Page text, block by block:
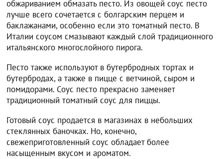
обжариванием обмазать песто. Из овощей соус песто
лучше всего сочетается с болгарским перцем и
баклажанами, особенно если это томатный песто. В
Италии соусом смазывают каждый слой традиционного
итальянского многослойного пирога.
Песто также используют в бутербродных тортах и
бутербродах, а также в пицце с ветчиной, сыром и
помидорами. Соус песто прекрасно заменяет
традиционный томатный соус для пиццы.
Готовый соус продается в магазинах в небольших
стеклянных баночках. Но, конечно,
свежеприготовленный соус обладает более
насыщенным вкусом и ароматом.